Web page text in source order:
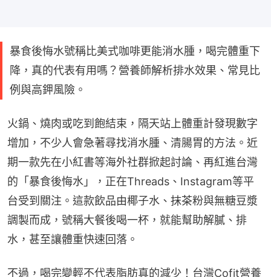
暴食後悔水號稱比美式咖啡更能消水腫，喝完體重下
降，真的代表有用嗎？營養師解析排水效果、常見比
例與高鉀風險。
火鍋、燒肉或吃到飽結束，隔天站上體重計發現數字
增加，不少人會急著尋找消水腫、清腸胃的方法。近
期一款先在小紅書等海外社群掀起討論、再紅進台灣
的「暴食後悔水」，正在Threads、Instagram等平
台受到關注。這款飲品由椰子水、抹茶粉與無糖豆漿
調製而成，號稱大餐後喝一杯，就能幫助解膩、排
水，甚至讓體重快速回落。
不過，喝完變輕不代表脂肪真的減少！台灣Cofit營養